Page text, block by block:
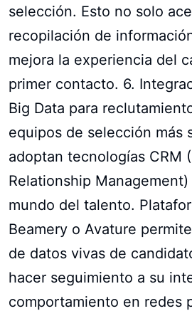
selección. Esto no solo
recopilación de
mejora la experiencia del
primer contacto. 6.
Big Data para
equipos de selección más
adoptan tecnologías CRM
Relationship
mundo del talento.
Beamery o Avature
de datos vivas de
hacer seguimiento a su
comportamiento en redes